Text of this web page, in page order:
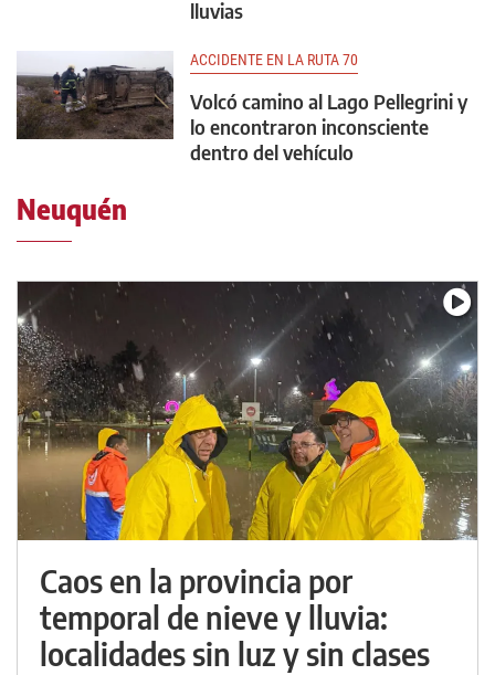
lluvias
ACCIDENTE EN LA RUTA 70
Volcó camino al Lago Pellegrini y
lo encontraron inconsciente
dentro del vehículo
Neuquén
Caos en la provincia por
temporal de nieve y lluvia:
localidades sin luz y sin clases